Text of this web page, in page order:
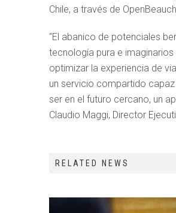
Chile, a través de
“El abanico de potenciales
tecnología pura e
optimizar la experiencia de
un servicio compartido
ser en el futuro cercano, un
Claudio Maggi, Director
RELATED NEWS